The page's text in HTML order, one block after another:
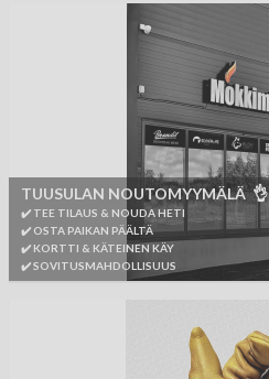
TUUSULAN NOUTOMYYMÄLÄ 👌
✔️ TEE TILAUS & NOUDA HETI
✔️ OSTA PAIKAN PÄÄLTÄ
✔️ KORTTI & KÄTEINEN KÄY
✔️ SOVITUSMAHDOLLISUUS